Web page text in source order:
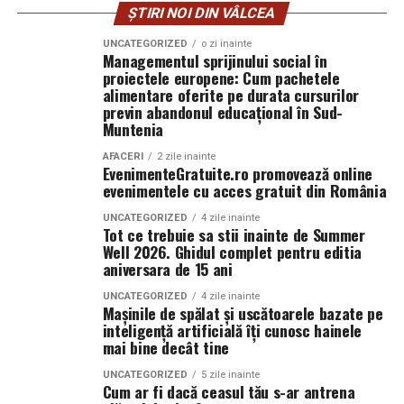
Pipera, situată în partea de nord a Bucureștiului, este
una dintre cele mai dinamice și populare zone pentru
apartamentele de lux, mai ales datorită dezvoltărilor
imobiliare recente și a prețurilor relativ mai accesibile
comparativ cu alte zone premium ale orașului. De-a
lungul anilor, Pipera a devenit un important centru de
multinaționale, ceea ce a dus la creșterea cererii pentru
apartamente de lux în această zonă.
apartamentesunt de obicei parte din ansambluri
rezidențiale moderne, cu facilități de top, precum
piscine, spa-uri, centre de fitness și parcuri interioare.
În plus, Pipera beneficiază de o infrastructură
excelentă, fiind conectată la alte zone importante ale
capitalei prin rețele de transport bine dezvoltate, cum
ar fi autostrada A3 și metroul.
Una dintre atracțiile importante ale zonei este și Pipera
Un semnal clar privind seriozitatea și direcția
summitului a fost dat de prezența domnului
, CEOCoca-Cola INDIA, care a punctat, prin
intervenția sa, interesul real al marilor companii pentru
parteneriate comerciale sustenabile pe axa Europa–Asia.
Obiective clare, rezultate concrete
ȘTIRI NOI DIN VÂLCEA
UNCATEGORIZED o zi inainte
Managementul sprijinului social în
proiectele europene: Cum pachetele
alimentare oferite pe durata cursurilor
previn abandonul educațional în Sud-
Muntenia
AFACERI 2 zile inainte
EvenimenteGratuite.ro promovează online
evenimentele cu acces gratuit din România
UNCATEGORIZED 4 zile inainte
Tot ce trebuie sa stii inainte de Summer
Well 2026. Ghidul complet pentru editia
aniversara de 15 ani
UNCATEGORIZED 4 zile inainte
Mașinile de spălat și uscătoarele bazate pe
inteligență artificială îți cunosc hainele
mai bine decât tine
UNCATEGORIZED 5 zile inainte
Cum ar fi dacă ceasul tău s-ar antrena